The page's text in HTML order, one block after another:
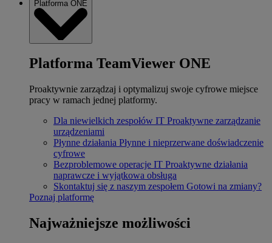
Platforma ONE
Platforma TeamViewer ONE
Proaktywnie zarządzaj i optymalizuj swoje cyfrowe miejsce
pracy w ramach jednej platformy.
Dla niewielkich zespołów IT Proaktywne zarządzanie
urządzeniami
Płynne działania Płynne i nieprzerwane doświadczenie
cyfrowe
Bezproblemowe operacje IT Proaktywne działania
naprawcze i wyjątkowa obsługa
Skontaktuj się z naszym zespołem Gotowi na zmiany?
Poznaj platformę
Najważniejsze możliwości